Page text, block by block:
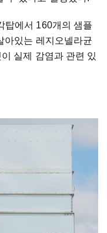
탑에서 160개의 샘플
아있는 레지오넬라균
실제 감염과 관련 있